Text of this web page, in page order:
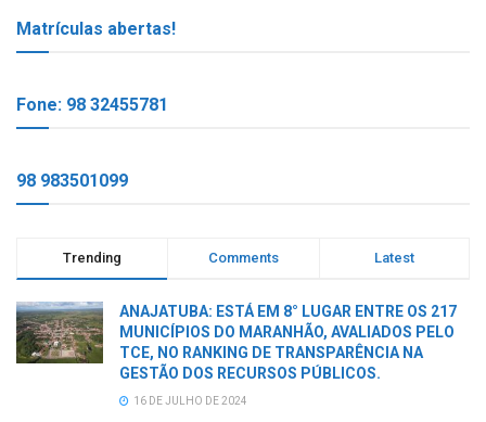
Matrículas abertas!
Fone: 98 32455781
98 983501099
Trending Comments Latest
ANAJATUBA: ESTÁ EM 8° LUGAR ENTRE OS 217
MUNICÍPIOS DO MARANHÃO, AVALIADOS PELO
TCE, NO RANKING DE TRANSPARÊNCIA NA
GESTÃO DOS RECURSOS PÚBLICOS.
16 DE JULHO DE 2024